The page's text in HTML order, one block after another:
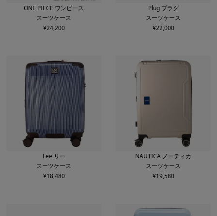
ONE PIECE ワンピース
スーツケース
¥24,200
Plug プラグ
スーツケース
¥22,000
Lee リー
スーツケース
¥18,480
NAUTICA ノーティカ
スーツケース
¥19,580